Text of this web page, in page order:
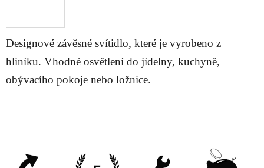
Designové závěsné svítidlo, které je vyrobeno z
hliníku. Vhodné osvětlení do jídelny, kuchyně,
obývacího pokoje nebo ložnice.